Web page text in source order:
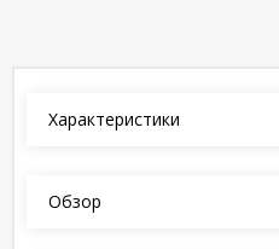
Характеристики
Обзор